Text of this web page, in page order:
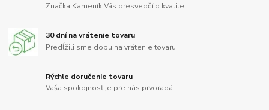
Značka Kameník Vás presvedčí o kvalite
30 dní na vrátenie tovaru
Predĺžili sme dobu na vrátenie tovaru
Rýchle doručenie tovaru
Vaša spokojnosť je pre nás prvoradá